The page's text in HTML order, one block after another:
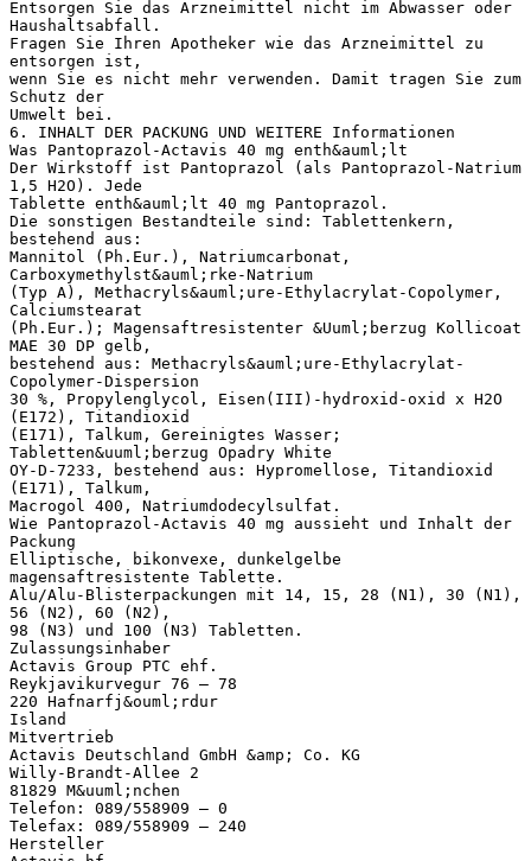
Entsorgen Sie das Arzneimittel nicht im Abwasser oder
Haushaltsabfall.
Fragen Sie Ihren Apotheker wie das Arzneimittel zu
entsorgen ist,
wenn Sie es nicht mehr verwenden. Damit tragen Sie zum
Schutz der
Umwelt bei.
6. INHALT DER PACKUNG UND WEITERE Informationen
Was Pantoprazol-Actavis 40 mg enth&auml;lt
Der Wirkstoff ist Pantoprazol (als Pantoprazol-Natrium
1,5 H2O). Jede
Tablette enth&auml;lt 40 mg Pantoprazol.
Die sonstigen Bestandteile sind: Tablettenkern,
bestehend aus:
Mannitol (Ph.Eur.), Natriumcarbonat,
Carboxymethylst&auml;rke-Natrium
(Typ A), Methacryls&auml;ure-Ethylacrylat-Copolymer,
Calciumstearat
(Ph.Eur.); Magensaftresistenter &Uuml;berzug Kollicoat
MAE 30 DP gelb,
bestehend aus: Methacryls&auml;ure-Ethylacrylat-
Copolymer-Dispersion
30 %, Propylenglycol, Eisen(III)-hydroxid-oxid x H2O
(E172), Titandioxid
(E171), Talkum, Gereinigtes Wasser;
Tabletten&uuml;berzug Opadry White
OY-D-7233, bestehend aus: Hypromellose, Titandioxid
(E171), Talkum,
Macrogol 400, Natriumdodecylsulfat.
Wie Pantoprazol-Actavis 40 mg aussieht und Inhalt der
Packung
Elliptische, bikonvexe, dunkelgelbe
magensaftresistente Tablette.
Alu/Alu-Blisterpackungen mit 14, 15, 28 (N1), 30 (N1),
56 (N2), 60 (N2),
98 (N3) und 100 (N3) Tabletten.
Zulassungsinhaber
Actavis Group PTC ehf.
Reykjavikurvegur 76 – 78
220 Hafnarfj&ouml;rdur
Island
Mitvertrieb
Actavis Deutschland GmbH &amp; Co. KG
Willy-Brandt-Allee 2
81829 M&uuml;nchen
Telefon: 089/558909 – 0
Telefax: 089/558909 – 240
Hersteller